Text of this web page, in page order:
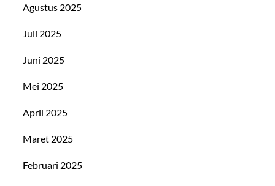
Agustus 2025
Juli 2025
Juni 2025
Mei 2025
April 2025
Maret 2025
Februari 2025